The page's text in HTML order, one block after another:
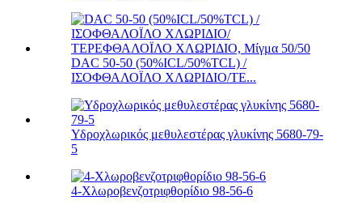
DAC 50-50 (50%ICL/50%TCL) /
ΙΣΟΦΘΑΛΟΪΛΟ ΧΛΩΡΙΔΙΟ/ΤΕ...
Υδροχλωρικός μεθυλεστέρας γλυκίνης 5680-79-
5
4-Χλωροβενζοτριφθορίδιο 98-56-6